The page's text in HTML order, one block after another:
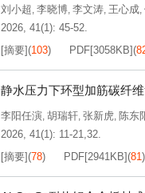
刘小超, 李晓博, 李文涛, 王心成,
2026, 41(1): 45-52.
[摘要](103) PDF[3058KB](
静水压力下环型加筋碳纤
李阳任演, 胡瑞轩, 张新虎, 陈东
2026, 41(1): 11-21,32.
[摘要](78) PDF[2941KB](81)